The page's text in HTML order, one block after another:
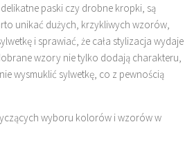
paski czy drobne kropki, są
unikać dużych, krzykliwych wzorów,
i sprawiać, że cała stylizacja wydaje
wzory nie tylko dodają charakteru,
wysmuklić sylwetkę, co z pewnością
wyboru kolorów i wzorów w